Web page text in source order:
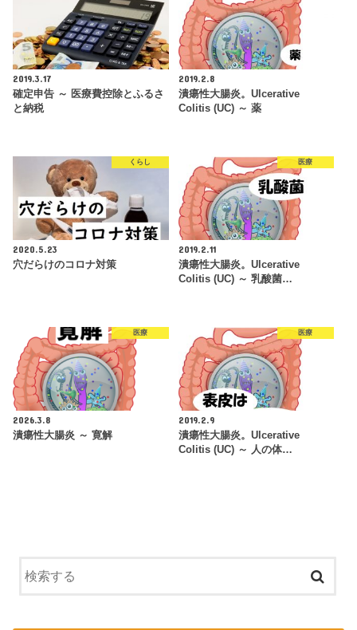
2019.3.17
確定申告 ～ 医療費控除とふるさ
と納税
2019.2.8
潰瘍性大腸炎。Ulcerative
Colitis (UC) ～ 薬
くらし
2020.5.23
穴だらけのコロナ対策
医療
2019.2.11
潰瘍性大腸炎。Ulcerative
Colitis (UC) ～ 乳酸菌…
医療
2026.3.8
潰瘍性大腸炎 ～ 寛解
医療
2019.2.9
潰瘍性大腸炎。Ulcerative
Colitis (UC) ～ 人の体…